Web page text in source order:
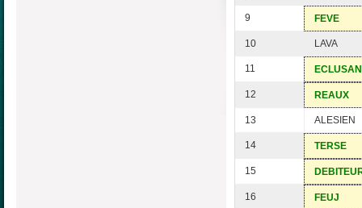
9 FEVE
10 LAVA
11
12 REAUX
13 ALESIEN
14 TERSE
15
16 FEUJ